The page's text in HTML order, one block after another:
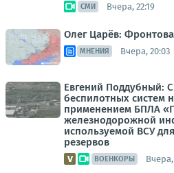
СМИ Вчера, 22:19
Олег Царёв:
МНЕНИЯ Вчера, 20:03
Евгений Поддубный:
беспилотных систем
применением БПЛА
железнодорожной
используемой ВСУ
резервов
ВОЕНКОРЫ